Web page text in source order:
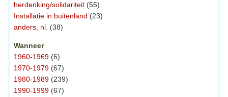
herdenking/solidariteit (55)
Installatie in buitenland (23)
anders, nl. (38)
Wanneer
1960-1969 (6)
1970-1979 (67)
1980-1989 (239)
1990-1999 (67)